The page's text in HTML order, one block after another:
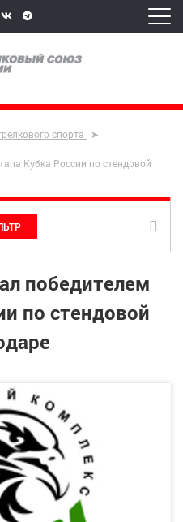
спорта
Кубка России по стендовой
победителем
по стендовой